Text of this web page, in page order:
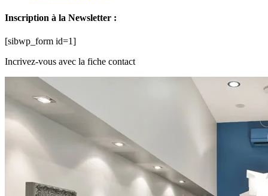
Inscription à la Newsletter :
[sibwp_form id=1]
Incrivez-vous avec la fiche contact